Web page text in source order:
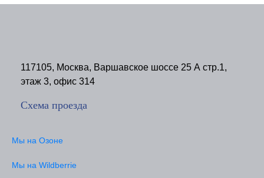
117105, Москва, Варшавское шоссе 25 А стр.1,
этаж 3, офис 314
Схема проезда
Мы на Озоне
Мы на Wildberrie